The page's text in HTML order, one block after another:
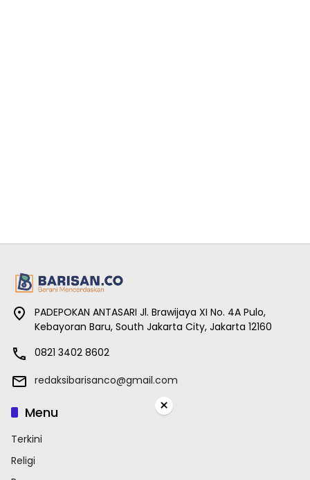
PADEPOKAN ANTASARI Jl. Brawijaya XI No. 4A Pulo,
Kebayoran Baru, South Jakarta City, Jakarta 12160
0821 3402 8602
redaksibarisanco@gmail.com
Menu
Terkini
Religi
×